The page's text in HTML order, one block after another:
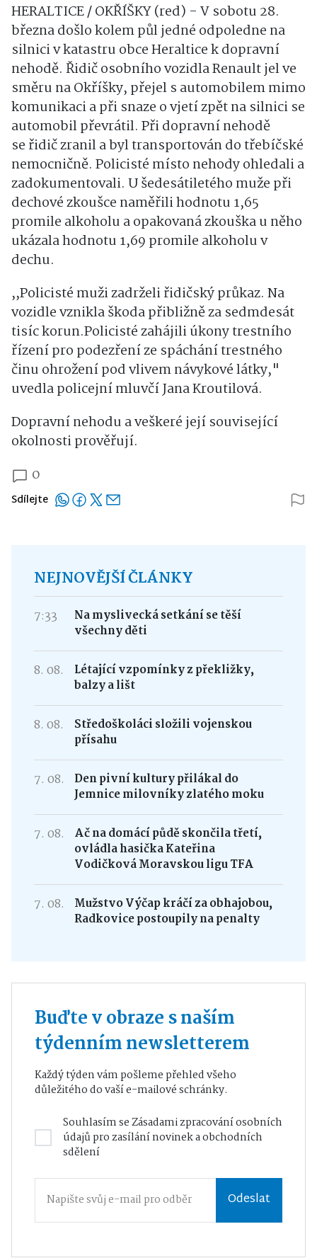
HERALTICE / OKŘÍŠKY (red) - V sobotu 28.
března došlo kolem půl jedné odpoledne na
silnici v katastru obce Heraltice k dopravní
nehodě. Řidič osobního vozidla Renault jel ve
směru na Okříšky, přejel s automobilem mimo
komunikaci a při snaze o vjetí zpět na silnici se
automobil převrátil. Při dopravní nehodě
se řidič zranil a byl transportován do třebíčské
nemocničně. Policisté místo nehody ohledali a
zadokumentovali. U šedesátiletého muže při
dechové zkoušce naměřili hodnotu 1,65
promile alkoholu a opakovaná zkouška u něho
ukázala hodnotu 1,69 promile alkoholu v
dechu.
,,Policisté muži zadrželi řidičský průkaz. Na
vozidle vznikla škoda přibližně za sedmdesát
tisíc korun.Policisté zahájili úkony trestního
řízení pro podezření ze spáchání trestného
činu ohrožení pod vlivem návykové látky,"
uvedla policejní mluvčí Jana Kroutilová.
Dopravní nehodu a veškeré její související
okolnosti prověřují.
0
Sdílejte
NEJNOVĚJŠÍ ČLÁNKY
7:33
Na myslivecká setkání se těší
všechny děti
8. 08.
Létající vzpomínky z překližky,
balzy a lišt
8. 08.
Středoškoláci složili vojenskou
přísahu
7. 08.
Den pivní kultury přilákal do
Jemnice milovníky zlatého moku
7. 08.
Ač na domácí půdě skončila třetí,
ovládla hasička Kateřina
Vodičková Moravskou ligu TFA
7. 08.
Mužstvo Výčap kráčí za obhajobou,
Radkovice postoupily na penalty
Buďte v obraze s naším
týdenním newsletterem
Každý týden vám pošleme přehled všeho
důležitého do vaší e-mailové schránky.
Souhlasím seZásadami zpracování osobních
údajůpro zasílání novinek a obchodních
sdělení
Odeslat